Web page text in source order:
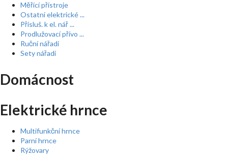
Měřící přístroje
Ostatní elektrické ...
Přísluš. k el. nář ...
Prodlužovací přívo ...
Ruční nářadí
Sety nářadí
Domácnost
Elektrické hrnce
Multifunkční hrnce
Parní hrnce
Rýžovary